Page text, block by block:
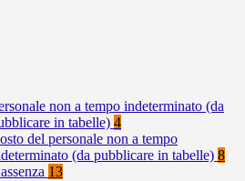
non a tempo indeterminato (da
in tabelle) 4
del personale non a tempo
(da pubblicare in tabelle) 8
13